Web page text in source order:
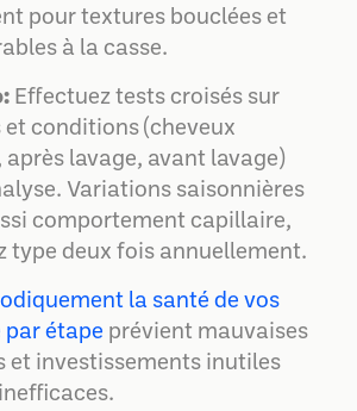
pour textures bouclées et
à la casse.
Effectuez tests croisés sur
et conditions (cheveux
après lavage, avant lavage)
Variations saisonnières
comportement capillaire,
type deux fois annuellement.
la santé de vos
par étape prévient mauvaises
et investissements inutiles